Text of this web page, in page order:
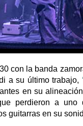
con la banda
a su último trabajo,
en su
perdieron a uno
guitarras en su